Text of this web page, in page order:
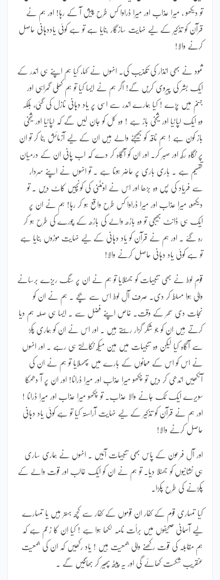
تو دیکھو ، میرا عذاب اور میرا ڈراوا کس طرح پیش آ کے رہا! اور ہم نے
قرآن کو تذکیر کے لیے نہایت سازگار بنایا ہے تو ہے کوئی یاددہانی حاصل
کرنے والا!
ثمود نے بھی انذار کی تکذیب کی۔ انہوں نے کہا، کیا ہم اپنے ہی اندر کے
ایک بشر کی پیروی کریں گے! اگر ہم نے ایسا کیا تو ہم کھلی گمراہی اور
جہنم میں پڑے ! کیا ہمارے اندر سے اسی پر یاد دہانی نازل کی گئی، بلکہ
وہ ایک لپاٹیا اور شیخی باز ہے ! وہ کل کو جان لیں گے کہ لپاٹیا اور شیخی
باز کون ہے ! ہم ناقہ کو بھیجنے والے ہیں ان کے لیے آزمائش بنا کر تو ان
پر نگاہ رکھ اور صبر کر۔ اور ان کو آگاہ کر دے کہ اب پانی ان کے درمیان
تقسیم ہے ۔ باری باری پر حاضر ہونا ہے ۔ تو انہوں نے اپنے سردار
سے فریاد کی پس وہ بڑھا اور اس نے اونٹنی کی کونچیں کاٹ دیں ۔ تو
دیکھو، میرا عذاب اور میرا ڈراوا کس طرح واقع ہو کر رہا! ہم نے ان پر
ایک ہی ڈانٹ بھیجی تو وہ باڑھ والے کی باڑھ کے چورے کی طرح ہو کر
رہ گئے ۔ اور ہم نے قرآن کو یاد دہانی کے لیے نہایت موزوں بنایا ہے
تو ہے کوئی یاد دہانی حاصل کرنے والا!
قومِ لوط نے بھی تنبیہات کو جھٹلایا تو ہم نے ان پر سنگ ریزے برسانے
والی ہوا مسلط کر دی۔ صرف آلِ لوط اس سے بچے ۔ ہم نے ان کو
نجات دی سحر کے وقت۔ خاص اپنے فضل سے ۔ ایسا ہی صلہ ہم دیا
کرتے ہیں ان کو جو شکر گزار رہتے ہیں ۔ اور اس نے ان کو ہماری پکڑ
سے آگاہ کیا لیکن وہ تنبیہات میں مِین میکھ نکالتے ہی رہے ۔ اور انہوں
نے اس کو اس کے مہمانوں کے بارے میں پھسلایا تو ہم نے ان کی
آنکھیں اندھی کر دیں تو چکھو میرا عذاب اور میرا ڈرانا! اور ان پر آ دھمکا
سویرے ایک ٹک جانے والا عذاب۔ تو چکھو میرا عذاب اور میرا ڈرانا !
اور ہم نے قرآن کو تذکیر کے لیے نہایت آراستہ کیا تو ہے کوئی یاد دہانی
حاصل کرنے والا!
اور آلِ فرعون کے پاس بھی تنبیہات آئیں ۔ انہوں نے ہماری ساری
ہی نشانیوں کو جھٹلا دیا۔ تو ہم نے ان کو ایک غالب اور قوت والے کے
پکڑنے کی طرح پکڑا۔
کیا تمہاری قوم کے کفار ان قوموں کے کفار سے کچھ بہتر ہیں یا تمہارے
لیے آسمانی صحیفوں میں برأت نامہ لکھا ہوا ہے ! کیا اِن کا زعم ہے کہ
ہم مقابلہ کی قوت رکھنے والی جمعیت ہیں ! یاد رکھیں کہ ان کی جمعیت
عنقریب شکست کھائے گی اور یہ پیٹھ پھیر کر بھاگیں گے ۔